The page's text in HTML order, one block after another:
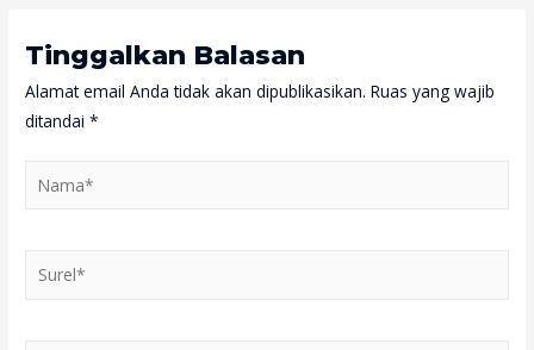
Tinggalkan Balasan
Alamat email Anda tidak akan dipublikasikan. Ruas yang wajib
ditandai*
Surel*